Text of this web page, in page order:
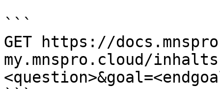
```
GET https://
my.mnspro.cloud/